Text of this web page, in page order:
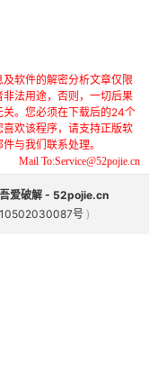
软件的解密分析文章仅限
法用途，否则，一切后果
。您必须在下载后的24个
欢该程序，请支持正版软
与我们联系处理。
Mail To:Service@52pojie.cn
吾爱破解 - 52pojie.cn
号 )